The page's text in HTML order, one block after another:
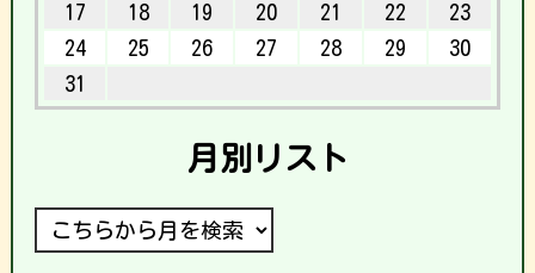
17
18 19 20 21 22
23
24
25 26 27 28 29
30
31
月別リスト